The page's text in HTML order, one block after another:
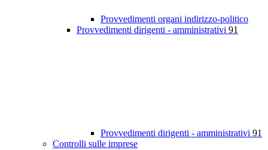
Provvedimenti organi indirizzo-politico
Provvedimenti dirigenti - amministrativi 91
Provvedimenti dirigenti - amministrativi 91
Controlli sulle imprese